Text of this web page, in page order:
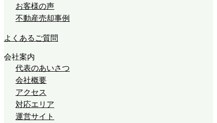
お客様の声
不動産売却事例
よくあるご質問
会社案内
代表のあいさつ
会社概要
アクセス
対応エリア
運営サイト